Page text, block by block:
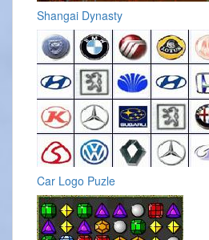
Shangai Dynasty
Car Logo Puzle